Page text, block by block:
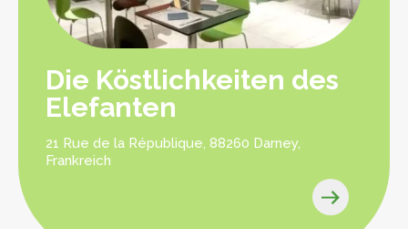
Die Köstlichkeiten des
Elefanten
21 Rue de la République, 88260 Darney,
Frankreich